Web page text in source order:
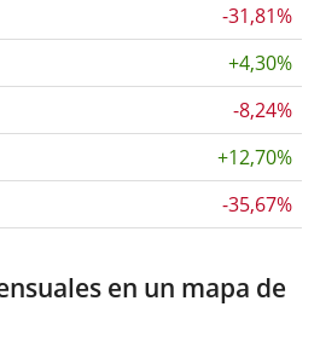
-31,81%
+4,30%
-8,24%
+12,70%
-35,67%
en un mapa de